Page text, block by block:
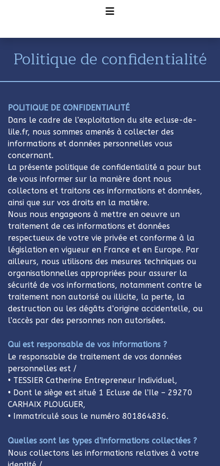
Politique de confidentialité
POLITIQUE DE CONFIDENTIALITÉ
Dans le cadre de l’exploitation du site ecluse-de-
lile.fr, nous sommes amenés à collecter des
informations et données personnelles vous
concernant.
La présente politique de confidentialité a pour but
de vous informer sur la manière dont nous
collectons et traitons ces informations et données,
ainsi que sur vos droits en la matière.
Nous nous engageons à mettre en oeuvre un
traitement de ces informations et données
respectueux de votre vie privée et conforme à la
législation en vigueur en France et en Europe. Par
ailleurs, nous utilisons des mesures techniques ou
organisationnelles appropriées pour assurer la
sécurité de vos informations, notamment contre le
traitement non autorisé ou illicite, la perte, la
destruction ou les dégâts d’origine accidentelle, ou
l’accès par des personnes non autorisées.
Qui est responsable de vos informations ?
Le responsable de traitement de vos données
personnelles est /
• TESSIER Catherine Entrepreneur Individuel,
• Dont le siège est situé 1 Ecluse de l’Ile – 29270
CARHAIX PLOUGUER,
• Immatriculé sous le numéro 801864836.
Quelles sont les types d’informations collectées ?
Nous collectons les informations relatives à votre